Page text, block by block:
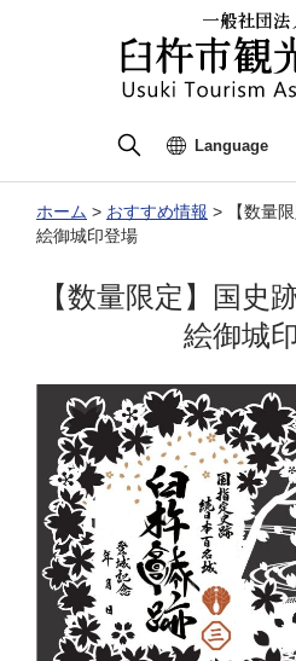
Language
ホーム > おすすめ情報 >
【数量
絵御城印登場
【数量限定】国史
絵御城